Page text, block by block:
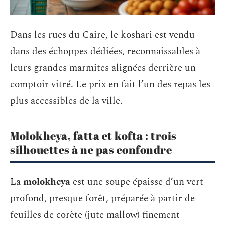
Dans les rues du Caire, le koshari est vendu
dans des échoppes dédiées, reconnaissables à
leurs grandes marmites alignées derrière un
comptoir vitré. Le prix en fait l’un des repas les
plus accessibles de la ville.
Molokheya, fatta et kofta : trois
silhouettes à ne pas confondre
Lamolokheya est une soupe épaisse d’un vert
profond, presque forêt, préparée à partir de
feuilles de corète (jute mallow) finement